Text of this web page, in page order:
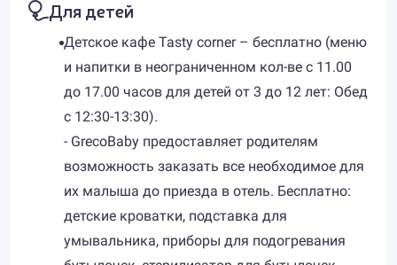
Для детей
Детское кафе Tasty corner – бесплатно (меню
и напитки в неограниченном кол-ве с 11.00
до 17.00 часов для детей от 3 до 12 лет: Обед
с 12:30-13:30).
- GrecoBaby предоставляет родителям
возможность заказать все необходимое для
их малыша до приезда в отель. Бесплатно:
детские кроватки, подставка для
умывальника, приборы для подогревания